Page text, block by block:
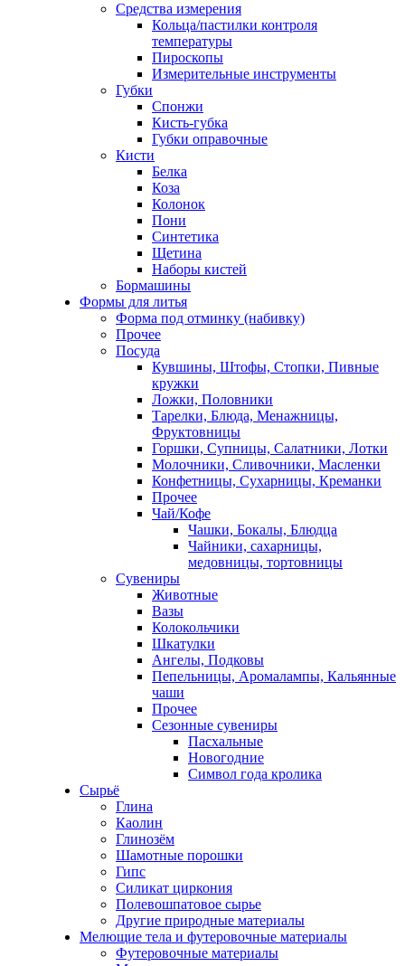
Средства измерения
Кольца/пастилки контроля
температуры
Пироскопы
Измерительные инструменты
Губки
Спонжи
Кисть-губка
Губки оправочные
Кисти
Белка
Коза
Колонок
Пони
Синтетика
Щетина
Наборы кистей
Бормашины
Формы для литья
Форма под отминку (набивку)
Прочее
Посуда
Кувшины, Штофы, Стопки, Пивные
кружки
Ложки, Половники
Тарелки, Блюда, Менажницы,
Фруктовницы
Горшки, Супницы, Салатники, Лотки
Молочники, Сливочники, Масленки
Конфетницы, Сухарницы, Креманки
Прочее
Чай/Кофе
Чашки, Бокалы, Блюдца
Чайники, сахарницы,
медовницы, тортовницы
Сувениры
Животные
Вазы
Колокольчики
Шкатулки
Ангелы, Подковы
Пепельницы, Аромалампы, Кальянные
чаши
Прочее
Сезонные сувениры
Пасхальные
Новогодние
Символ года кролика
Сырьё
Глина
Каолин
Глинозём
Шамотные порошки
Гипс
Силикат циркония
Полевошпатовое сырье
Другие природные материалы
Мелющие тела и футеровочные материалы
Футеровочные материалы